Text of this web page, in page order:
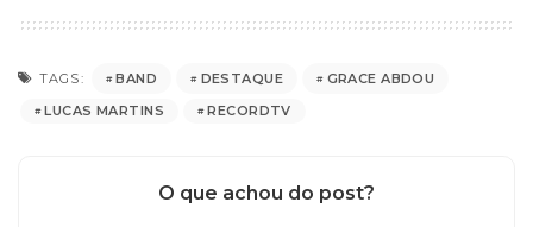
TAGS: BAND DESTAQUE
GRACE ABDOU
LUCAS MARTINS
RECORDTV
O que achou do post?